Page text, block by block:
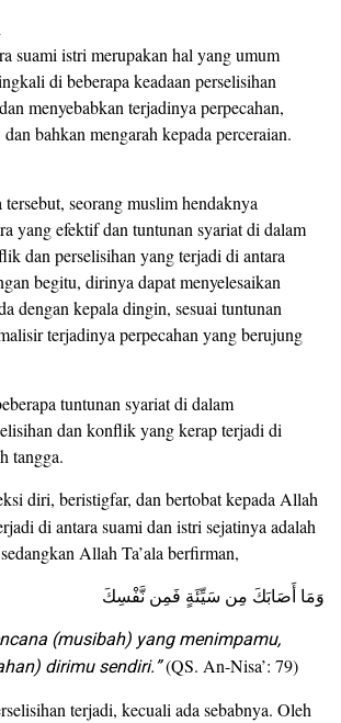
suami istri merupakan hal yang umum
di beberapa keadaan perselisihan
menyebabkan terjadinya perpecahan,
bahkan mengarah kepada perceraian.
seorang muslim hendaknya
yang efektif dan tuntunan syariat di dalam
dan perselisihan yang terjadi di antara
begitu, dirinya dapat menyelesaikan
dengan kepala dingin, sesuai tuntunan
terjadinya perpecahan yang berujung
tuntunan syariat di dalam
dan konflik yang kerap terjadi di
tangga.
diri, beristigfar, dan bertobat kepada Allah
di antara suami dan istri sejatinya adalah
Allah Ta’ala berfirman,
وَمَا أَصَابَكَ مِن سَيِّئَةٍ فَمِن نَّفْسِكَ
(musibah) yang menimpamu,
dirimu sendiri.”(QS. An-Nisa’: 79)
terjadi, kecuali ada sebabnya. Oleh